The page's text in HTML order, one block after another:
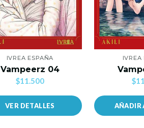
IVREA ESPAÑA
Vampeerz 04
$11.500
VER DETALLES
IVREA
AÑADIR